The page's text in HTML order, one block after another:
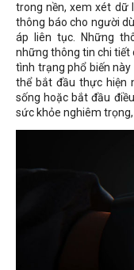
trong nền, xem xét dữ
thông báo cho người
áp liên tục. Những
những thông tin chi tiết
tình trạng phổ biến
thể bắt đầu thực hiện
sống hoặc bắt đầu
sức khỏe nghiêm trọng,